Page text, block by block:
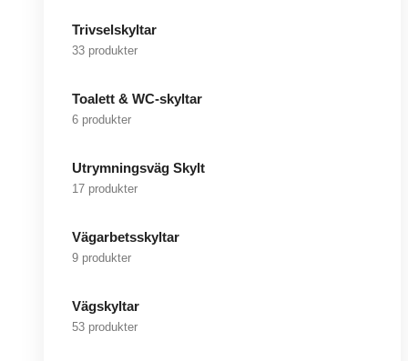
Trivselskyltar
33 produkter
Toalett & WC-skyltar
6 produkter
Utrymningsväg Skylt
17 produkter
Vägarbetsskyltar
9 produkter
Vägskyltar
53 produkter